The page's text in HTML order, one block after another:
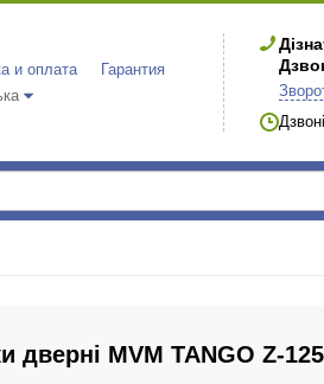
и оплата
Гарантия
дверні MVM TANGO Z-